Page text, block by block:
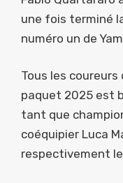
une fois terminé
numéro un de
Tous les
paquet 2025 est
tant que
coéquipier Luca
respectivement